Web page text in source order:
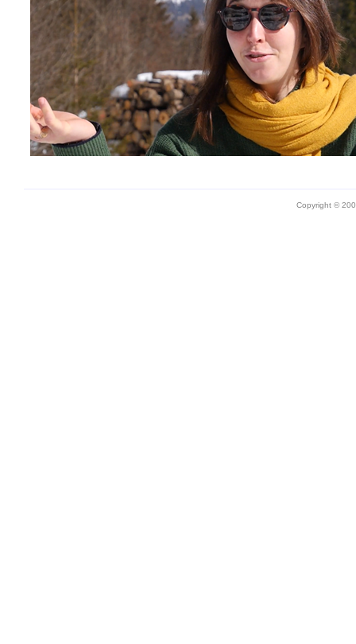
Copyright ©